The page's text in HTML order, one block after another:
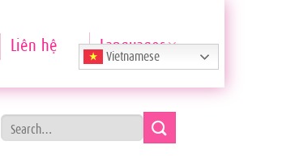
Liên hệ Vietnamese
Languages